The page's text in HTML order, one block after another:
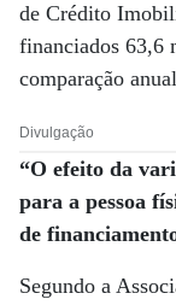
de Crédito
financiados 63,6
comparação
Divulgação
“O efeito da
para a pessoa
de
Segundo a